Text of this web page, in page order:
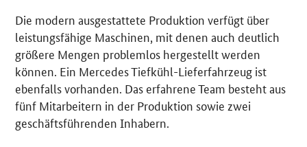
Die modern ausgestattete Produktion verfügt über
leistungsfähige Maschinen, mit denen auch deutlich
größere Mengen problemlos hergestellt werden
können. Ein Mercedes Tiefkühl-Lieferfahrzeug ist
ebenfalls vorhanden. Das erfahrene Team besteht aus
fünf Mitarbeitern in der Produktion sowie zwei
geschäftsführenden Inhabern.